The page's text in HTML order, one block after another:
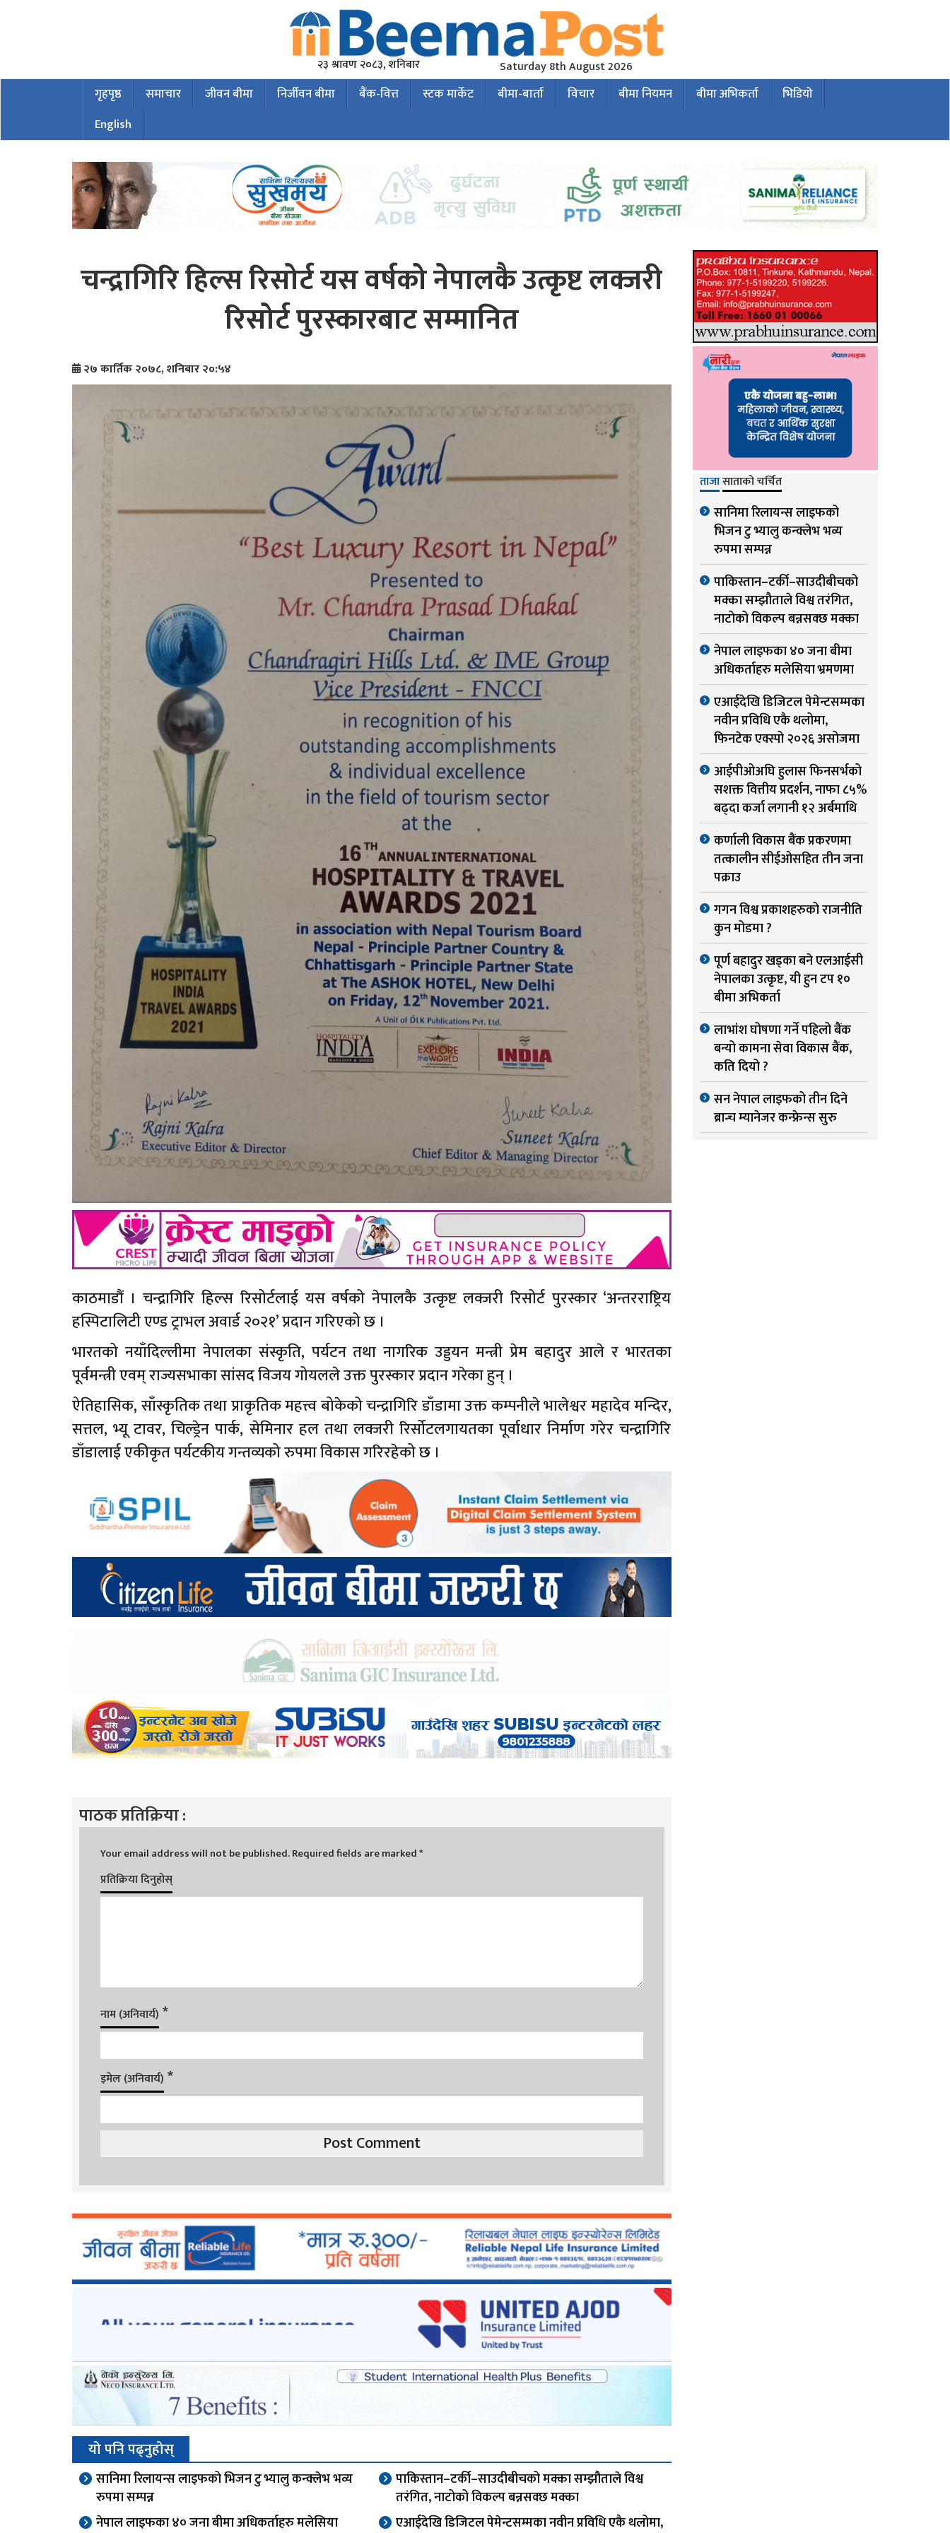
२३ श्रावण २०८३, शनिबार Saturday 8th August 2026
गृहपृष्ठ समाचार जीवन बीमा निर्जीवन बीमा बैंक-वित्त स्टक मार्केट बीमा-बार्ता विचार बीमा नियमन बीमा अभिकर्ता
भिडियो
English
चन्द्रागिरि हिल्स रिसोर्ट यस वर्षको नेपालकै उत्कृष्ट लक्जरी
रिसोर्ट पुरस्कारबाट सम्मानित
२७ कार्तिक २०७८, शनिबार २०:५४
काठमाडौं । चन्द्रागिरि हिल्स रिसोर्टलाई यस वर्षको नेपालकै उत्कृष्ट लक्जरी रिसोर्ट पुरस्कार ‘अन्तरराष्ट्रिय
हस्पिटालिटी एण्ड ट्राभल अवार्ड २०२१’ प्रदान गरिएको छ ।
भारतको नयाँदिल्लीमा नेपालका संस्कृति, पर्यटन तथा नागरिक उड्डयन मन्त्री प्रेम बहादुर आले र भारतका
पूर्वमन्त्री एवम् राज्यसभाका सांसद विजय गोयलले उक्त पुरस्कार प्रदान गरेका हुन् ।
ऐतिहासिक, साँस्कृतिक तथा प्राकृतिक महत्त्व बोकेको चन्द्रागिरि डाँडामा उक्त कम्पनीले भालेश्वर महादेव मन्दिर,
सत्तल, भ्यू टावर, चिल्ड्रेन पार्क, सेमिनार हल तथा लक्जरी रिर्सोटलगायतका पूर्वाधार निर्माण गरेर चन्द्रागिरि
डाँडालाई एकीकृत पर्यटकीय गन्तव्यको रुपमा विकास गरिरहेको छ ।
पाठक प्रतिक्रिया :
Your email address will not be published.Required fields are marked*
प्रतिक्रिया दिनुहोस्
नाम (अनिवार्य) *
इमेल (अनिवार्य) *
यो पनि पढ्नुहोस्
सानिमा रिलायन्स लाइफको भिजन टु भ्यालु कन्क्लेभ भव्य
रुपमा सम्पन्न
पाकिस्तान–टर्की–साउदीबीचको मक्का सम्झौताले विश्व
तरंगित, नाटोको विकल्प बन्नसक्छ मक्का
नेपाल लाइफका ४० जना बीमा अधिकर्ताहरु मलेसिया
एआईदेखि डिजिटल पेमेन्टसम्मका नवीन प्रविधि एकै थलोमा,
ताजासाताको चर्चित
सानिमा रिलायन्स लाइफको
भिजन टु भ्यालु कन्क्लेभ भव्य
रुपमा सम्पन्न
पाकिस्तान–टर्की–साउदीबीचको
मक्का सम्झौताले विश्व तरंगित,
नाटोको विकल्प बन्नसक्छ मक्का
नेपाल लाइफका ४० जना बीमा
अधिकर्ताहरु मलेसिया भ्रमणमा
एआईदेखि डिजिटल पेमेन्टसम्मका
नवीन प्रविधि एकै थलोमा,
फिनटेक एक्स्पो २०२६ असोजमा
आईपीओअघि हुलास फिनसर्भको
सशक्त वित्तीय प्रदर्शन, नाफा ८५%
बढ्दा कर्जा लगानी १२ अर्बमाथि
कर्णाली विकास बैंक प्रकरणमा
तत्कालीन सीईओसहित तीन जना
पक्राउ
गगन विश्व प्रकाशहरुको राजनीति
कुन मोडमा ?
पूर्ण बहादुर खड्का बने एलआईसी
नेपालका उत्कृष्ट, यी हुन टप १०
बीमा अभिकर्ता
लाभांश घोषणा गर्ने पहिलो बैंक
बन्यो कामना सेवा विकास बैंक,
कति दियो ?
सन नेपाल लाइफको तीन दिने
ब्रान्च म्यानेजर कन्फ्रेन्स सुरु